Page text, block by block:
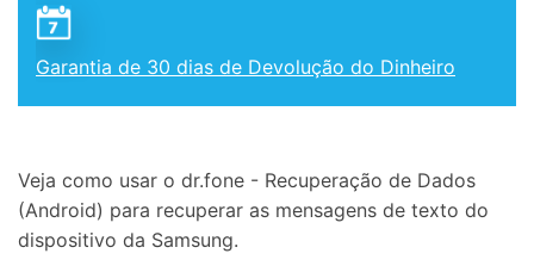
Garantia de 30 dias de Devolução do Dinheiro
Veja como usar o dr.fone - Recuperação de Dados
(Android) para recuperar as mensagens de texto do
dispositivo da Samsung.